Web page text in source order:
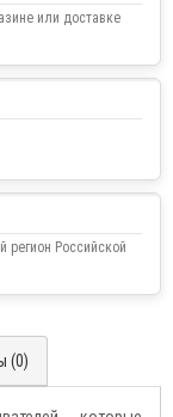
или доставке
регион Российской
(0)